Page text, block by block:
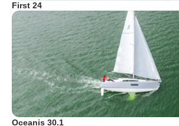
First 24
Oceanis 30.1